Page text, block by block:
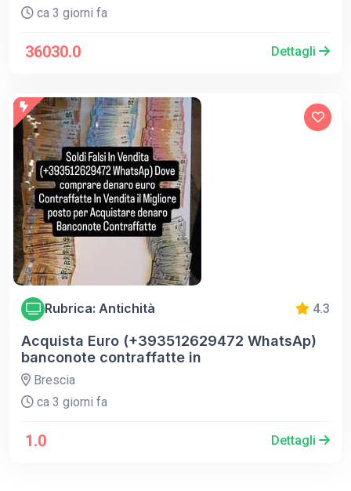
ca 3 giorni fa
36030.0 Dettagli
Rubrica: Antichità 4.3
Acquista Euro (+393512629472 WhatsAp)
banconote contraffatte in
Brescia
ca 3 giorni fa
1.0 Dettagli